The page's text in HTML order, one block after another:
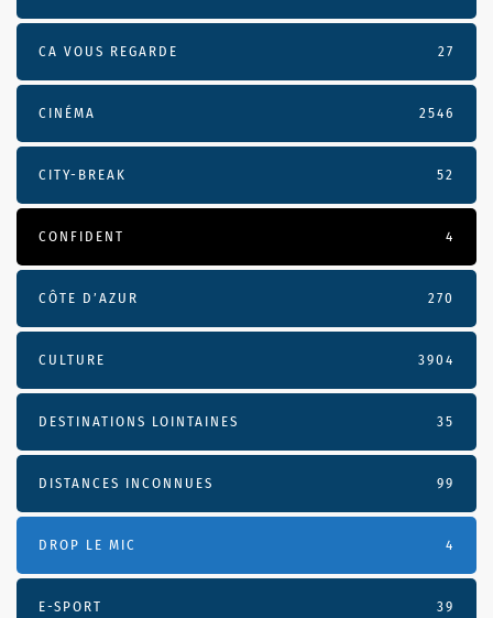
CA VOUS REGARDE 27
CINÉMA 2546
CITY-BREAK 52
CONFIDENT 4
CÔTE D’AZUR 270
CULTURE 3904
DESTINATIONS LOINTAINES 35
DISTANCES INCONNUES 99
DROP LE MIC 4
E-SPORT 39